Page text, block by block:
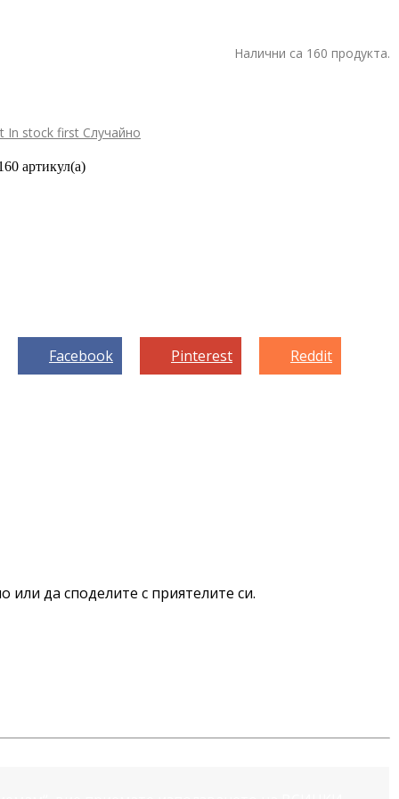
Налични са 160 продукта.
In stock first Случайно
артикул(а)
Facebook Pinterest Reddit
или да споделите с приятелите си.